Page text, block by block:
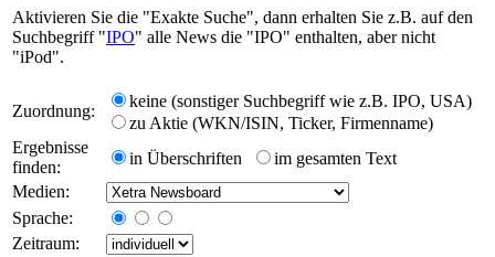
Aktivieren Sie die "Exakte Suche", dann erhalten Sie z.B. auf den
Suchbegriff "IPO" alle News die "IPO" enthalten, aber nicht
"iPod".
Zuordnung:
keine (sonstiger Suchbegriff wie z.B. IPO, USA)
zu Aktie (WKN/ISIN, Ticker, Firmenname)
Ergebnisse
finden:
in Überschriften
im gesamten Text
Medien:
Sprache:
Zeitraum: